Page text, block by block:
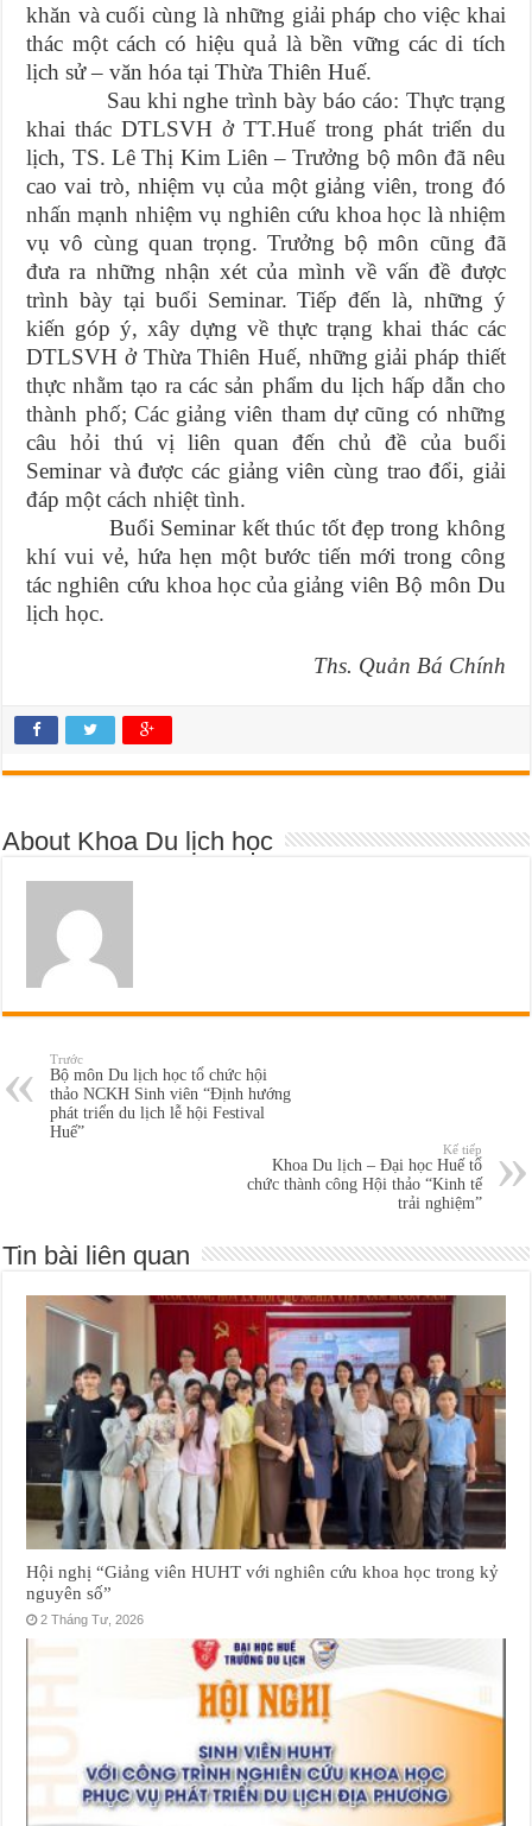
khăn và cuối cùng là những giải pháp cho việc khai
thác một cách có hiệu quả là bền vững các di tích
lịch sử – văn hóa tại Thừa Thiên Huế.
Sau khi nghe trình bày báo cáo: Thực trạng
khai thác DTLSVH ở TT.Huế trong phát triển du
lịch, TS. Lê Thị Kim Liên – Trưởng bộ môn đã nêu
cao vai trò, nhiệm vụ của một giảng viên, trong đó
nhấn mạnh nhiệm vụ nghiên cứu khoa học là nhiệm
vụ vô cùng quan trọng. Trưởng bộ môn cũng đã
đưa ra những nhận xét của mình về vấn đề được
trình bày tại buổi Seminar. Tiếp đến là, những ý
kiến góp ý, xây dựng về thực trạng khai thác các
DTLSVH ở Thừa Thiên Huế, những giải pháp thiết
thực nhằm tạo ra các sản phẩm du lịch hấp dẫn cho
thành phố; Các giảng viên tham dự cũng có những
câu hỏi thú vị liên quan đến chủ đề của buổi
Seminar và được các giảng viên cùng trao đổi, giải
đáp một cách nhiệt tình.
Buổi Seminar kết thúc tốt đẹp trong không
khí vui vẻ, hứa hẹn một bước tiến mới trong công
tác nghiên cứu khoa học của giảng viên Bộ môn Du
lịch học.
Ths. Quản Bá Chính
About Khoa Du lịch học
Trước
Bộ môn Du lịch học tổ chức hội
thảo NCKH Sinh viên “Định hướng
phát triển du lịch lễ hội Festival
Huế”
Kế tiếp
Khoa Du lịch – Đại học Huế tổ
chức thành công Hội thảo “Kinh tế
trải nghiệm”
Tin bài liên quan
Hội nghị “Giảng viên HUHT với nghiên cứu khoa học trong kỷ
nguyên số”
2 Tháng Tư, 2026